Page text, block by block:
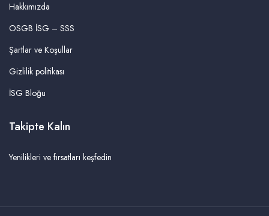
Hakkımızda
OSGB İSG – SSS
Şartlar ve Koşullar
Gizlilik politikası
İSG Bloğu
Takipte Kalın
Yenilikleri ve fırsatları keşfedin